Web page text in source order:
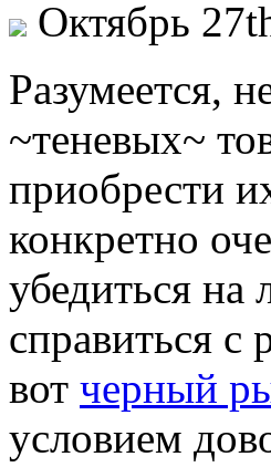
Октябрь
Рaзумeeтся,
~теневых~
приобрести
конкретно
убедиться на
справиться
вот черный
условием